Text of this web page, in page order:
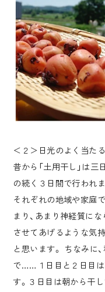
＜２＞日光のよく当
昔から「土用干し」は
の続く３日間で行われ
それぞれの地域や家庭
まり、あまり神経質に
させてあげるような気
と思います。 ちなみに
で……１日目と２日目は
す。３日目は朝から干